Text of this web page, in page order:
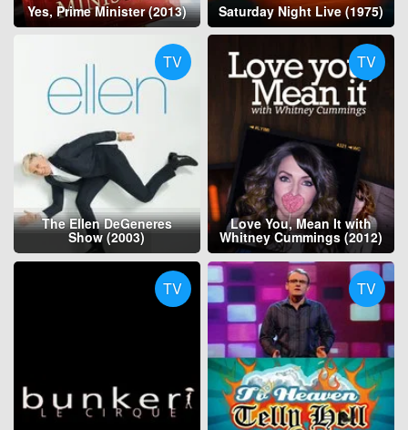
Yes, Prime Minister (2013) Saturday Night Live (1975)
TV
The Ellen DeGeneres
Show (2003)
TV
Love You, Mean It with
Whitney Cummings (2012)
TV TV